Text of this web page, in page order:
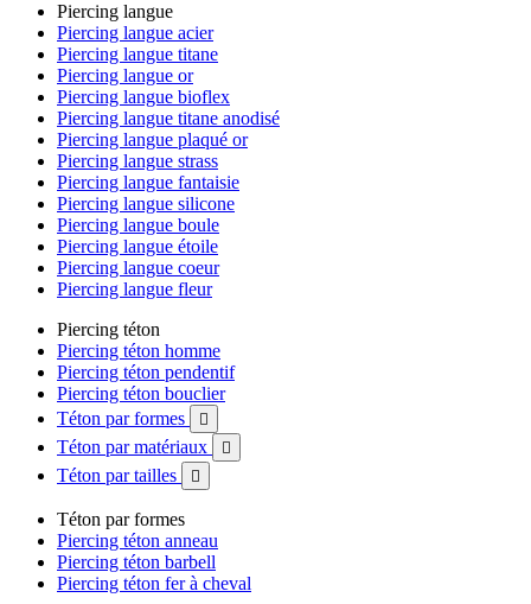
Piercing langue
Piercing langue acier
Piercing langue titane
Piercing langue or
Piercing langue bioflex
Piercing langue titane anodisé
Piercing langue plaqué or
Piercing langue strass
Piercing langue fantaisie
Piercing langue silicone
Piercing langue boule
Piercing langue étoile
Piercing langue coeur
Piercing langue fleur
Piercing téton
Piercing téton homme
Piercing téton pendentif
Piercing téton bouclier
Téton par formes

Téton par matériaux 
Téton par tailles 
Téton par formes
Piercing téton anneau
Piercing téton barbell
Piercing téton fer à cheval